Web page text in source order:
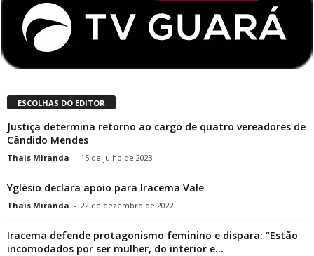
ESCOLHAS DO EDITOR
Justiça determina retorno ao cargo de quatro vereadores de
Cândido Mendes
Thais Miranda - 15 de julho de 2023
Yglésio declara apoio para Iracema Vale
Thais Miranda - 22 de dezembro de 2022
Iracema defende protagonismo feminino e dispara: “Estão
incomodados por ser mulher, do interior e...